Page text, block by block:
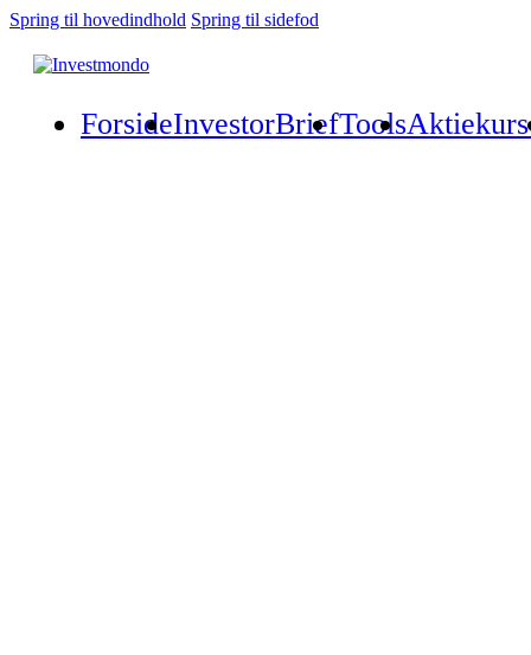
Spring til hovedindhold Spring til sidefod
ForsideInvestorBriefTools